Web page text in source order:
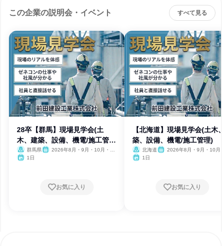
この企業の説明会・イベント すべて見る
28卒【群馬】現場見学会(土
木、建築、設備、機電/施工管
理) 群馬県
2026年8月・9月・10月・11
1日
お気に入り
【北海道】現場見学会(土木
築、設備、機電/施工管理)
北海道
2026年8月・9月・10月
1日
お気に入り